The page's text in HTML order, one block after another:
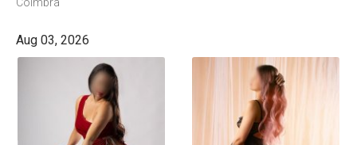
Coimbra
Aug 03, 2026